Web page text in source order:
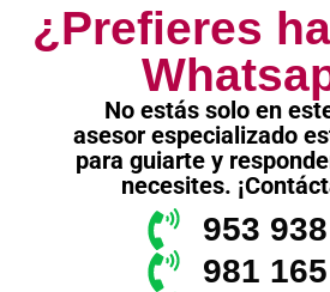
¿Prefieres
No estás solo en
asesor especializado
para guiarte y
necesites.
953
981